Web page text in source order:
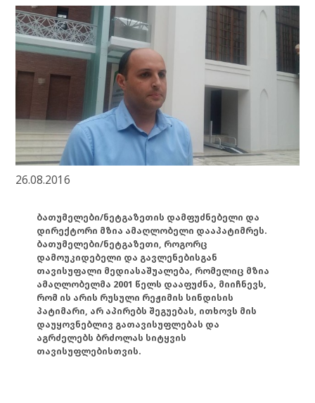
26.08.2016
ბათუმელები/ნეტგაზეთის დამფუძნებელი და
დირექტორი მზია ამაღლობელი დააპატიმრეს.
ბათუმელები/ნეტგაზეთი, როგორც
დამოუკიდებელი და გავლენებისგან
თავისუფალი მედიასაშუალება, რომელიც მზია
ამაღლობელმა 2001 წელს დააფუძნა, მიიჩნევს,
რომ ის არის რუსული რეჟიმის სინდისის
პატიმარი, არ აპირებს შეგუებას, ითხოვს მის
დაუყოვნებლივ გათავისუფლებას და
აგრძელებს ბრძოლას სიტყვის
თავისუფლებისთვის.